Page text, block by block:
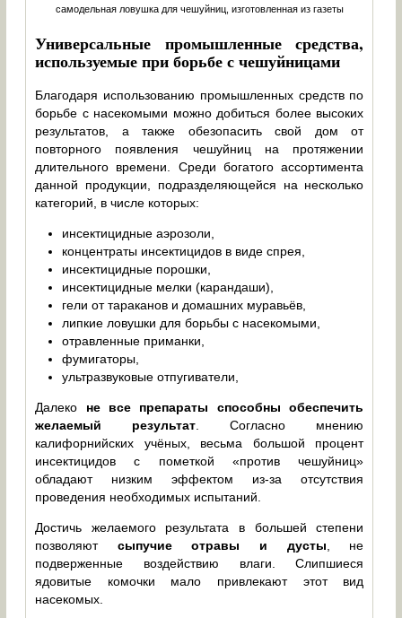
самодельная ловушка для чешуйниц, изготовленная из газеты
Универсальные промышленные средства,
используемые при борьбе с чешуйницами
Благодаря использованию промышленных средств по
борьбе с насекомыми можно добиться более высоких
результатов, а также обезопасить свой дом от
повторного появления чешуйниц на протяжении
длительного времени. Среди богатого ассортимента
данной продукции, подразделяющейся на несколько
категорий, в числе которых:
инсектицидные аэрозоли,
концентраты инсектицидов в виде спрея,
инсектицидные порошки,
инсектицидные мелки (карандаши),
гели от тараканов и домашних муравьёв,
липкие ловушки для борьбы с насекомыми,
отравленные приманки,
фумигаторы,
ультразвуковые отпугиватели,
Далеко не все препараты способны обеспечить
желаемый результат . Согласно мнению
калифорнийских учёных, весьма большой процент
инсектицидов с пометкой «против чешуйниц»
обладают низким эффектом из-за отсутствия
проведения необходимых испытаний.
Достичь желаемого результата в большей степени
позволяют сыпучие отравы и дусты , не
подверженные воздействию влаги. Слипшиеся
ядовитые комочки мало привлекают этот вид
насекомых.